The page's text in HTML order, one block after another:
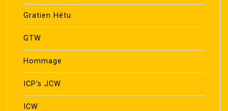
Gratien Hétu
GTW
Hommage
ICP's JCW
ICW